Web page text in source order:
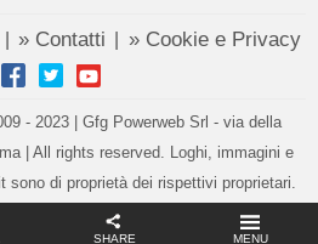
SHARE MENU
» Contatti » Cookie e Privacy
- 2023 | Gfg Powerweb Srl - via della
| All rights reserved. Loghi, immagini e
sono di proprietà dei rispettivi proprietari.
Impostazioni privacy